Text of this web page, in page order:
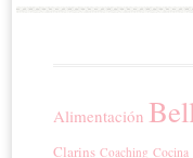
Alimentación
Clarins Coaching Cocina